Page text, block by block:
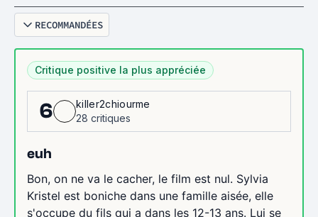
RECOMMANDÉES
Critique positive la plus appréciée
6
killer2chiourme
28 critiques
euh
Bon, on ne va le cacher, le film est nul. Sylvia
Kristel est boniche dans une famille aisée, elle
s'occupe du fils qui a dans les 12-13 ans. Lui se